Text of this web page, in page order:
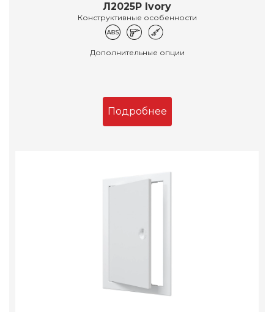
Л2025Р Ivory
Конструктивные особенности
Дополнительные опции
Подробнее